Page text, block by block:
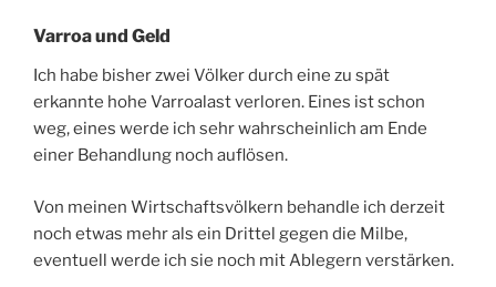
Varroa und Geld
Ich habe bisher zwei Völker durch eine zu spät
erkannte hohe Varroalast verloren. Eines ist schon
weg, eines werde ich sehr wahrscheinlich am Ende
einer Behandlung noch auflösen.
Von meinen Wirtschaftsvölkern behandle ich derzeit
noch etwas mehr als ein Drittel gegen die Milbe,
eventuell werde ich sie noch mit Ablegern verstärken.